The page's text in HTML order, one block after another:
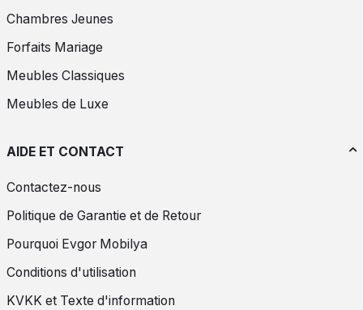
Chambres Jeunes
Forfaits Mariage
Meubles Classiques
Meubles de Luxe
AIDE ET CONTACT
Contactez-nous
Politique de Garantie et de Retour
Pourquoi Evgor Mobilya
Conditions d'utilisation
KVKK et Texte d'information